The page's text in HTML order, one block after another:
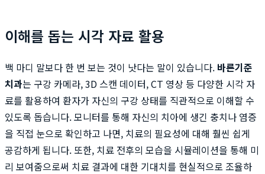
이해를 돕는 시각 자료 활용
백 마디 말보다 한 번 보는 것이 낫다는 말이 있습니다. 바른기준
치과는 구강 카메라, 3D 스캔 데이터, CT 영상 등 다양한 시각 자
료를 활용하여 환자가 자신의 구강 상태를 직관적으로 이해할 수
있도록 돕습니다. 모니터를 통해 자신의 치아에 생긴 충치나 염증
을 직접 눈으로 확인하고 나면, 치료의 필요성에 대해 훨씬 쉽게
공감하게 됩니다. 또한, 치료 전후의 모습을 시뮬레이션을 통해 미
리 보여줌으로써 치료 결과에 대한 기대치를 현실적으로 조율하